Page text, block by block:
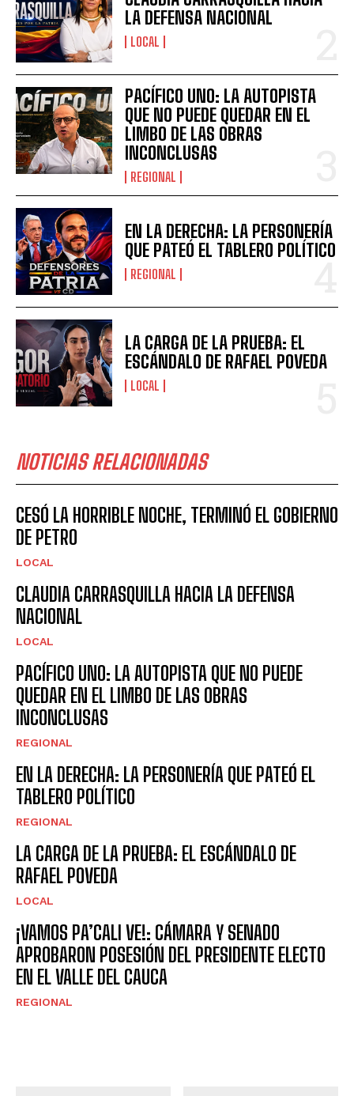
LA DEFENSA NACIONAL
LOCAL
PACÍFICO UNO: LA AUTOPISTA
QUE NO PUEDE QUEDAR EN EL
LIMBO DE LAS OBRAS
INCONCLUSAS
REGIONAL
EN LA DERECHA: LA PERSONERÍA
QUE PATEÓ EL TABLERO POLÍTICO
REGIONAL
LA CARGA DE LA PRUEBA: EL
ESCÁNDALO DE RAFAEL POVEDA
LOCAL
NOTICIAS RELACIONADAS
CESÓ LA HORRIBLE NOCHE, TERMINÓ EL GOBIERNO
DE PETRO
LOCAL
CLAUDIA CARRASQUILLA HACIA LA DEFENSA
NACIONAL
LOCAL
PACÍFICO UNO: LA AUTOPISTA QUE NO PUEDE
QUEDAR EN EL LIMBO DE LAS OBRAS
INCONCLUSAS
REGIONAL
EN LA DERECHA: LA PERSONERÍA QUE PATEÓ EL
TABLERO POLÍTICO
REGIONAL
LA CARGA DE LA PRUEBA: EL ESCÁNDALO DE
RAFAEL POVEDA
LOCAL
¡VAMOS PA’CALI VE!: CÁMARA Y SENADO
APROBARON POSESIÓN DEL PRESIDENTE ELECTO
EN EL VALLE DEL CAUCA
REGIONAL